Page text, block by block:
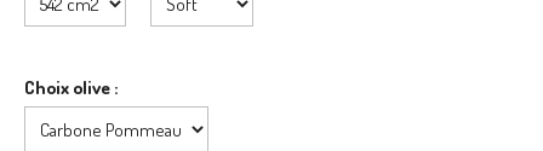
Choix olive :